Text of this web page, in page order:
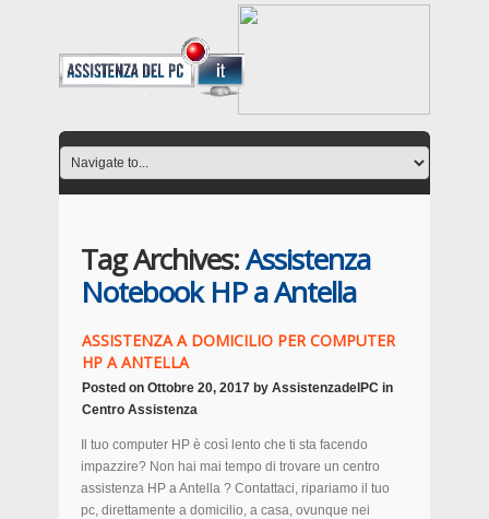
Tag Archives:Assistenza
Notebook HP a Antella
ASSISTENZA A DOMICILIO PER COMPUTER
HP A ANTELLA
Posted on Ottobre 20, 2017 by AssistenzadelPC in
Centro Assistenza
Il tuo computer HP è così lento che ti sta facendo
impazzire? Non hai mai tempo di trovare un centro
assistenza HP a Antella ? Contattaci, ripariamo il tuo
pc, direttamente a domicilio, a casa, ovunque nei